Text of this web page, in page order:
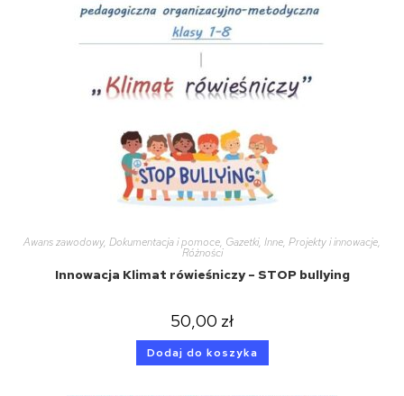
Awans zawodowy, Dokumentacja i pomoce, Gazetki, Inne, Projekty i innowacje,
Różności
Innowacja Klimat rówieśniczy – STOP bullying
50,00 zł
Dodaj do koszyka